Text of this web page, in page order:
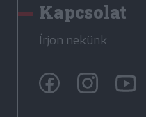
Kapcsolat
Írjon nekünk